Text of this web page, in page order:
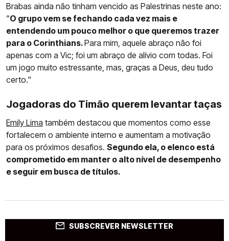
Brabas ainda não tinham vencido as Palestrinas neste ano:
“O grupo vem se fechando cada vez mais e
entendendo um pouco melhor o que queremos trazer
para o Corinthians.Para mim, aquele abraço não foi
apenas com a Vic; foi um abraço de alívio com todas. Foi
um jogo muito estressante, mas, graças a Deus, deu tudo
certo."
Jogadoras do Timão querem levantar taças
Emily Lima também destacou que momentos como esse
fortalecem o ambiente interno e aumentam a motivação
para os próximos desafios. Segundo ela, o elenco está
comprometido em manter o alto nível de desempenho
e seguir em busca de títulos.
SUBSCREVER NEWSLETTER